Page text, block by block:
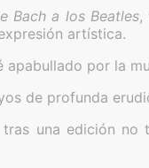
Bach a los Beatles,
artística.
por la
de profunda
una edición